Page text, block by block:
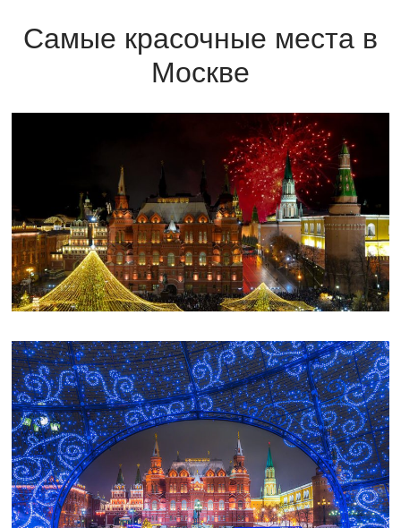
Самые красочные места в
Москве